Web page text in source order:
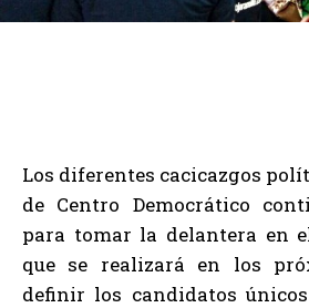
Los diferentes cacicazgos
de Centro Democrático
para tomar la delantera en
que se realizará en los
definir los candidatos